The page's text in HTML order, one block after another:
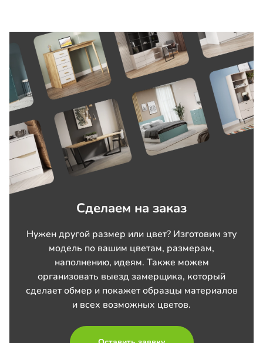
Сделаем на заказ
Нужен другой размер или цвет? Изготовим эту
модель по вашим цветам, размерам,
наполнению, идеям. Также можем
организовать выезд замерщика, который
сделает обмер и покажет образцы материалов
и всех возможных цветов.